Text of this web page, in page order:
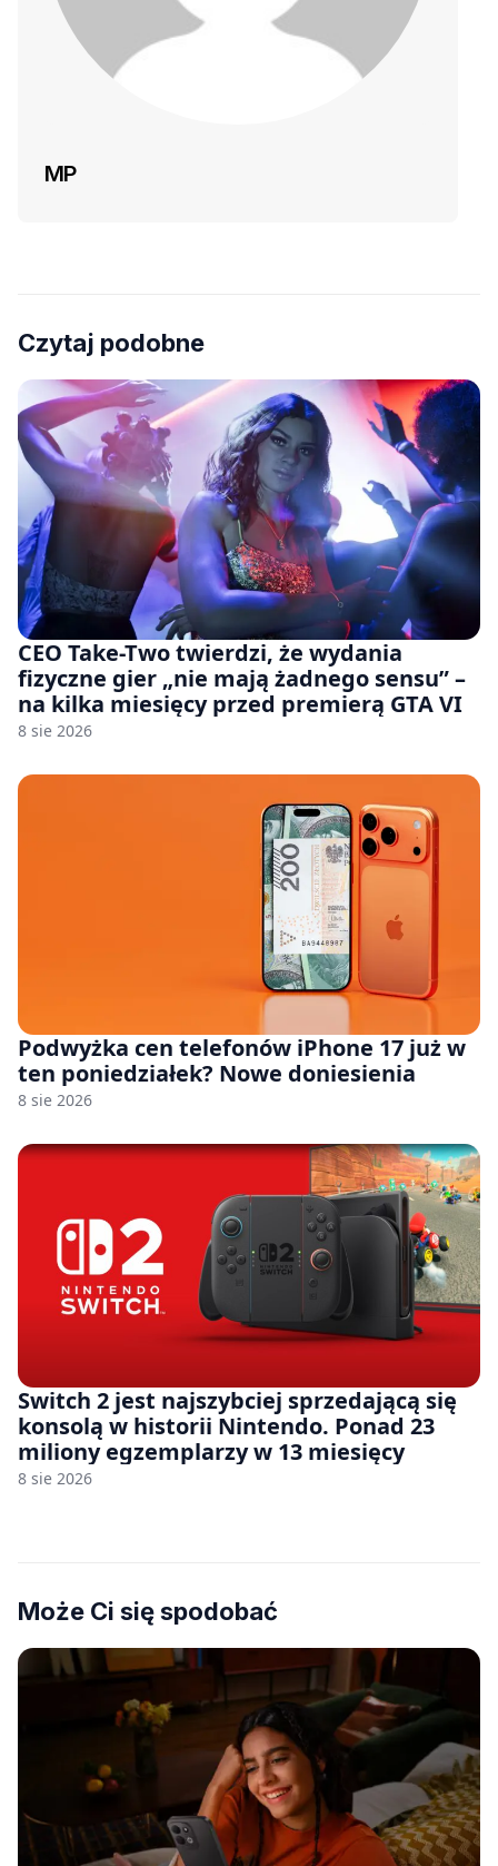
MP
Czytaj podobne
CEO Take-Two twierdzi, że wydania
fizyczne gier „nie mają żadnego sensu” –
na kilka miesięcy przed premierą GTA VI
8 sie 2026
Podwyżka cen telefonów iPhone 17 już w
ten poniedziałek? Nowe doniesienia
8 sie 2026
Switch 2 jest najszybciej sprzedającą się
konsolą w historii Nintendo. Ponad 23
miliony egzemplarzy w 13 miesięcy
8 sie 2026
Może Ci się spodobać